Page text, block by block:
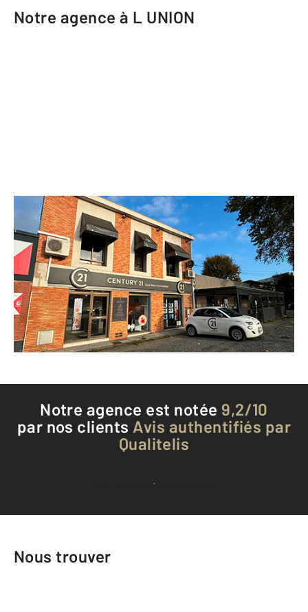
Notre agence à L UNION
CENTURY 21 Sud Azur Immobilier
55 avenue de Toulouse
L UNION - 31240
Envoyer un message
Téléphoner à l'agence
Notre agence est notée 9,2/10
par nos clients Avis authentifiés par
Qualitelis
Voir tous les avis clients
Nous trouver